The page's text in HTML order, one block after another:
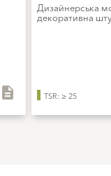
description
Дизайнерська
декоративна
TSR: ≥ 25